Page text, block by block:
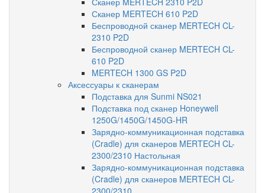
Сканер MERTECH 610 P2D
Беспроводной сканер MERTECH CL-
2310 P2D
Беспроводной сканер MERTECH CL-
610 P2D
MERTECH 1300 GS P2D
Аксессуары к сканерам
Подставка для Sunmi NS021
Подставка под сканер Honeywell
1250G/1450G/1450G-HR
Зарядно-коммуникационная подставка
(Cradle) для сканеров MERTECH CL-
2300/2310 Настольная
Зарядно-коммуникационная подставка
(Cradle) для сканеров MERTECH CL-
2300/2310